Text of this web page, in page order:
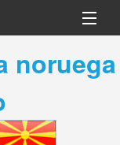
noruega